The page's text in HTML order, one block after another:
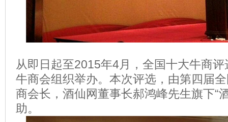
从即日起至2015年4月，全国十大牛商
牛商会组织举办。本次评选，由第四届
商会长，酒仙网董事长郝鸿峰先生旗下“
助。